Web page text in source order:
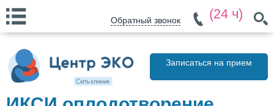
Записаться на прием
Обратный звонок (24 ч)